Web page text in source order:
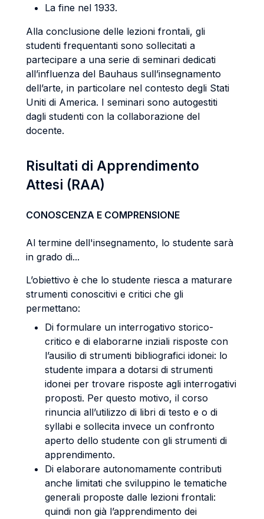
La fine nel 1933.
Alla conclusione delle lezioni frontali, gli
studenti frequentanti sono sollecitati a
partecipare a una serie di seminari dedicati
all’influenza del Bauhaus sull’insegnamento
dell’arte, in particolare nel contesto degli Stati
Uniti di America. I seminari sono autogestiti
dagli studenti con la collaborazione del
docente.
Risultati di Apprendimento
Attesi (RAA)
CONOSCENZA E COMPRENSIONE
Al termine dell'insegnamento, lo studente sarà
in grado di...
L’obiettivo è che lo studente riesca a maturare
strumenti conoscitivi e critici che gli
permettano:
Di formulare un interrogativo storico-
critico e di elaborarne inziali risposte con
l’ausilio di strumenti bibliografici idonei: lo
studente impara a dotarsi di strumenti
idonei per trovare risposte agli interrogativi
proposti. Per questo motivo, il corso
rinuncia all’utilizzo di libri di testo e o di
syllabi e sollecita invece un confronto
aperto dello studente con gli strumenti di
apprendimento.
Di elaborare autonomamente contributi
anche limitati che sviluppino le tematiche
generali proposte dalle lezioni frontali:
quindi non già l’apprendimento dei